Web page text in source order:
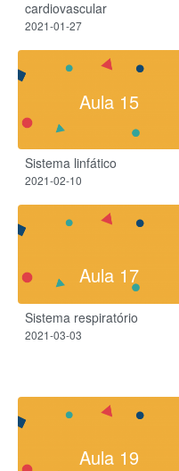
cardiovascular
2021-01-27
Aula 15
Sistema linfático​
2021-02-10
Aula 17
Sistema respiratório
2021-03-03
Aula 19